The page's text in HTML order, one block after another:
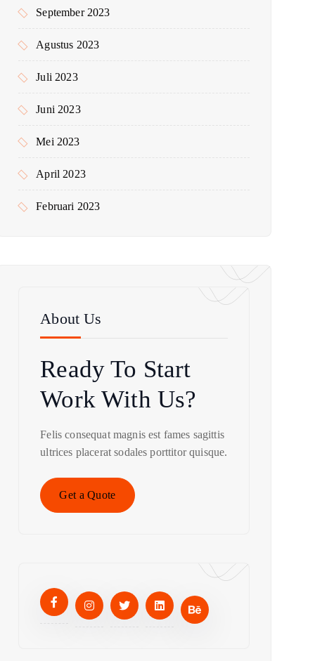
September 2023
Agustus 2023
Juli 2023
Juni 2023
Mei 2023
April 2023
Februari 2023
About Us
Ready To Start
Work With Us?
Felis consequat magnis est fames sagittis
ultrices placerat sodales porttitor quisque.
Get a Quote